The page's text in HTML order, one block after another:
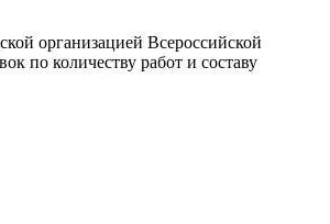
организацией Всероссийской
по количеству работ и составу